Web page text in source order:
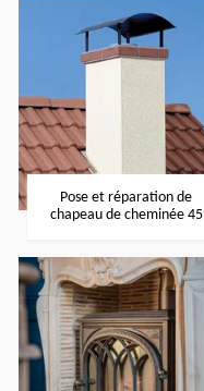
Pose et réparation de
chapeau de cheminée 45